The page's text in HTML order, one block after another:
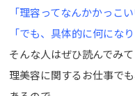
「理容ってなんかかっこ
「でも、具体的に何にな
そんな人はぜひ読んでみて
理美容に関するお仕事で